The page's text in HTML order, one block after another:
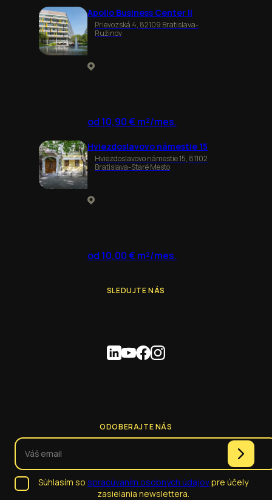
Apollo Business Center II
Prievozská 4, 82109 Bratislava-
Ružinov
od 10,90 € m²/mes.
Hviezdoslavovo námestie 15
Hviezdoslavovo námestie 15, 81102
Bratislava-Staré Mesto
od 10,00 € m²/mes.
SLEDUJTE NÁS
ODOBERAJTE NÁS
Súhlasím so spracúvaním osobných údajovpre účely
zasielania newslettera.